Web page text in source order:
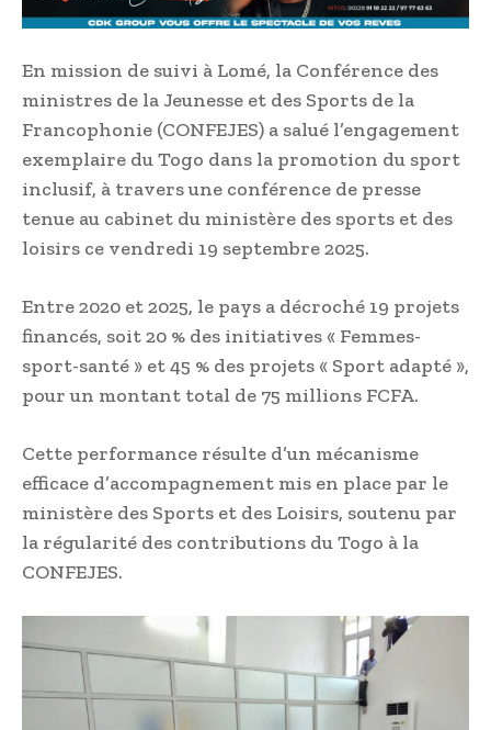
En mission de suivi à Lomé, la Conférence des
ministres de la Jeunesse et des Sports de la
Francophonie (CONFEJES) a salué l’engagement
exemplaire du Togo dans la promotion du sport
inclusif, à travers une conférence de presse
tenue au cabinet du ministère des sports et des
loisirs ce vendredi 19 septembre 2025.
Entre 2020 et 2025, le pays a décroché 19 projets
financés, soit 20 % des initiatives « Femmes-
sport-santé » et 45 % des projets « Sport adapté »,
pour un montant total de 75 millions FCFA.
Cette performance résulte d’un mécanisme
efficace d’accompagnement mis en place par le
ministère des Sports et des Loisirs, soutenu par
la régularité des contributions du Togo à la
CONFEJES.